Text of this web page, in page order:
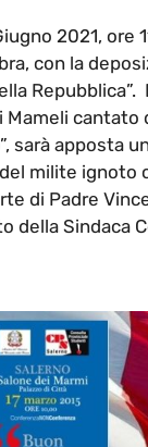
2021, ore
con la
Repubblica”.
Mameli cantato
sarà apposta
milite ignoto
di Padre
della Sindaca